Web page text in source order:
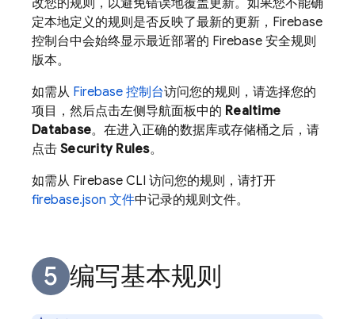
改您的规则，以避免错误地覆盖更新。如果您不能确
定本地定义的规则是否反映了最新的更新，Firebase
控制台中会始终显示最近部署的 Firebase 安全规则
版本。
如需从 Firebase 控制台访问您的规则，请选择您的
项目，然后点击左侧导航面板中的 Realtime
Database。在进入正确的数据库或存储桶之后，请
点击 Security Rules。
如需从 Firebase CLI 访问您的规则，请打开
firebase.json 文件中记录的规则文件。
编写基本规则